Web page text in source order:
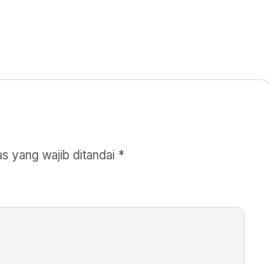
yang wajib ditandai *